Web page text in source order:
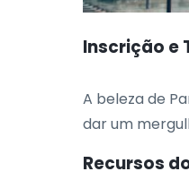
Inscrição e
A beleza de
dar um
Recursos